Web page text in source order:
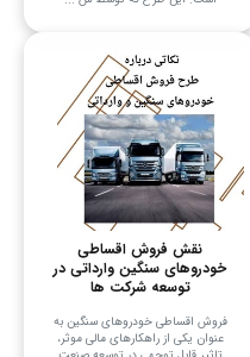
نقش فروش اقساطی
خودروهای سنگین وارداتی در
توسعه شرکت ها
فروش اقساطی خودروهای سنگین به
عنوان یکی از راهکارهای مالی موثر،